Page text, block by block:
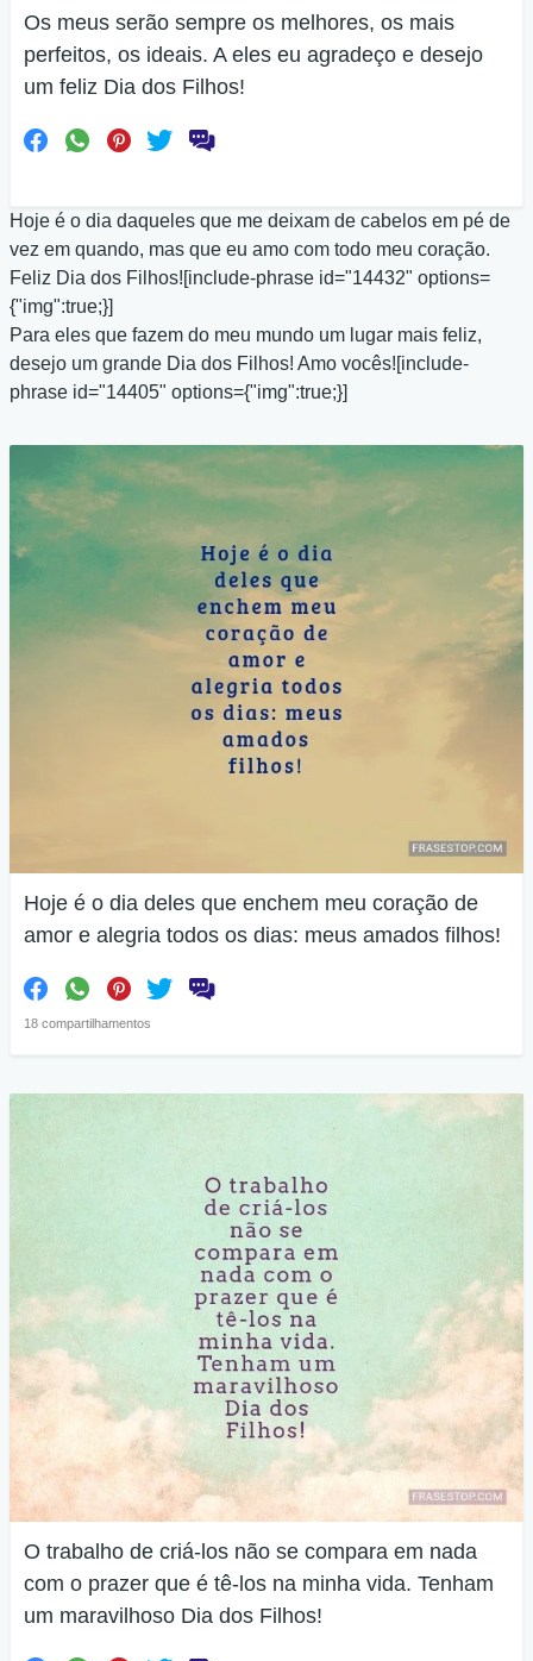
Os meus serão sempre os melhores, os mais
perfeitos, os ideais. A eles eu agradeço e desejo
um feliz Dia dos Filhos!
Hoje é o dia daqueles que me deixam de cabelos em pé de
vez em quando, mas que eu amo com todo meu coração.
Feliz Dia dos Filhos![include-phrase id="14432" options=
{"img":true;}]
Para eles que fazem do meu mundo um lugar mais feliz,
desejo um grande Dia dos Filhos! Amo vocês![include-
phrase id="14405" options={"img":true;}]
Hoje é o dia deles que enchem meu coração de
amor e alegria todos os dias: meus amados filhos!
18 compartilhamentos
O trabalho de criá-los não se compara em nada
com o prazer que é tê-los na minha vida. Tenham
um maravilhoso Dia dos Filhos!